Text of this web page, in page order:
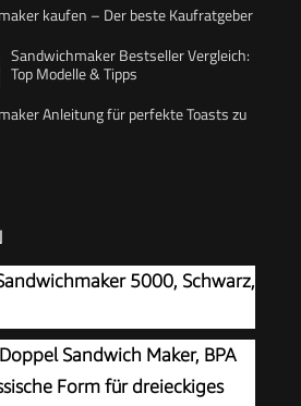
kaufen – Der beste Kaufratgeber
Sandwichmaker Bestseller Vergleich:
Top Modelle & Tipps
Anleitung für perfekte Toasts zu
5000, Schwarz,
Sandwich Maker, BPA
Form für dreieckiges